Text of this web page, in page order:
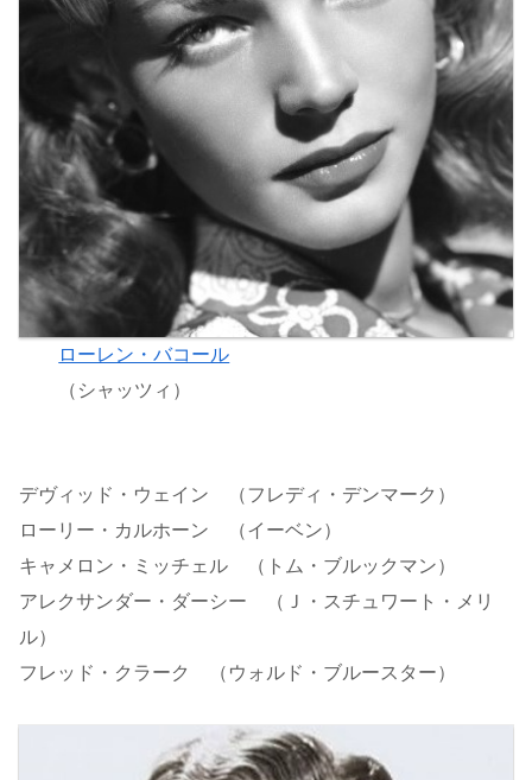
ローレン・バコール
（シャッツィ）
デヴィッド・ウェイン （フレディ・デンマーク）
ローリー・カルホーン （イーベン）
キャメロン・ミッチェル （トム・ブルックマン）
アレクサンダー・ダーシー （Ｊ・スチュワート・メリ
ル）
フレッド・クラーク （ウォルド・ブルースター）